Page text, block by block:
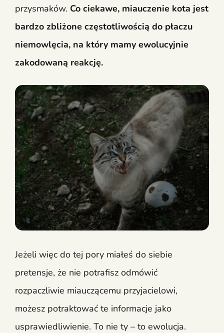
przysmaków. Co ciekawe, miauczenie kota jest
bardzo zbliżone częstotliwością do płaczu
niemowlęcia, na który mamy ewolucyjnie
zakodowaną reakcję.
Jeżeli więc do tej pory miałeś do siebie
pretensje, że nie potrafisz odmówić
rozpaczliwie miauczącemu przyjacielowi,
możesz potraktować te informacje jako
usprawiedliwienie. To nie ty – to ewolucja.